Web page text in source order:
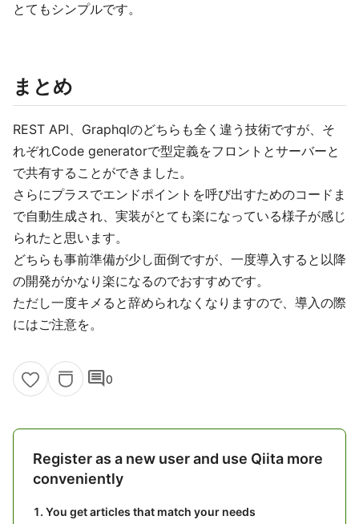
とてもシンプルです。
まとめ
REST API、Graphqlのどちらも全く違う技術ですが、そ
れぞれCode generatorで型定義をフロントとサーバーと
で共有することができました。
さらにプラスでエンドポイントを呼び出すためのコードま
で自動生成され、実装がとても楽になっている様子が感じ
られたと思います。
どちらも事前準備が少し面倒ですが、一度導入すると以降
の開発がかなり楽になるのでおすすめです。
ただし一度キメると辞められなくなりますので、導入の際
にはご注意を。
comment0
Register as a new user and use Qiita more
conveniently
You get articles that match your needs